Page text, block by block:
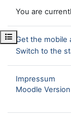
Open course index
You are
Get the mobile
Switch to the
Impressum
Moodle